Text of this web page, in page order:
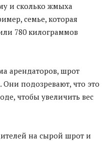
и сколько жмыха
семье, которая
780 килограммов
арендаторов, шрот
подозревают, что это
чтобы увеличить вес
на сырой шрот и